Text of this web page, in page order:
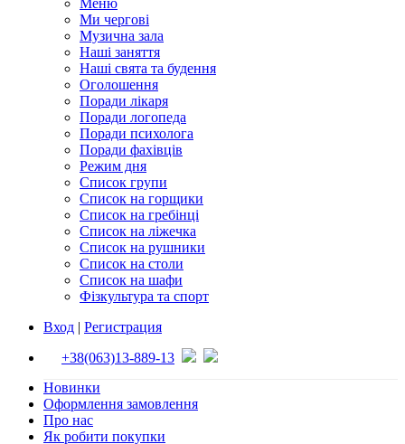
Меню
Ми чергові
Музична зала
Наші заняття
Наші свята та будення
Оголошення
Поради лікаря
Поради логопеда
Поради психолога
Поради фахівців
Режим дня
Список групи
Список на горщики
Список на гребінці
Список на ліжечка
Список на рушники
Список на столи
Список на шафи
Фізкультура та спорт
Вход | Регистрация
+38(063)13-889-13
Новинки
Оформлення замовлення
Про нас
Як робити покупки